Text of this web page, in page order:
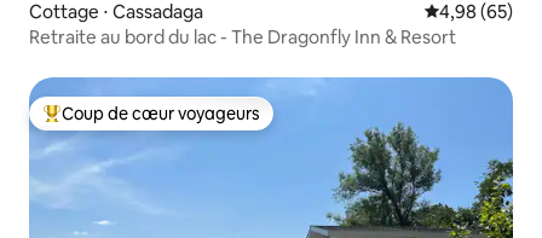
Cottage ⋅ Cassadaga Évaluation
4,98 (65)
Retraite au bord du lac - The Dragonfly Inn & Resort
Coups de cœur voyageurs les plus appréciés
Coup de cœur voyageurs